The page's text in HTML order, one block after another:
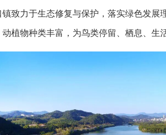
致力于生态修复与保护，落实绿色发展
植物种类丰富，为鸟类停留、栖息、生